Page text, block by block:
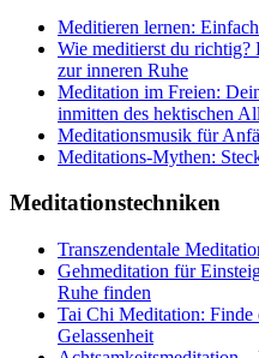
Meditieren lernen:
Wie meditierst du
zur inneren Ruhe
Meditation im Freien:
inmitten des hektischen
Meditationsmusik für
Meditations-Mythen:
Meditationstechniken
Transzendentale
Gehmeditation für
Ruhe finden
Tai Chi Meditation: Finde
Gelassenheit